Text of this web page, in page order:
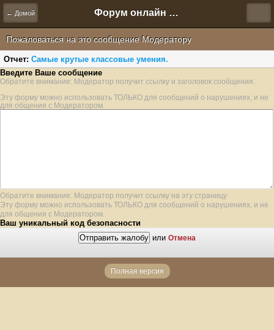
← Домой Форум онлайн игры "Новая Эра" (Нюра Биз)
Пожаловаться на это сообщение Модератору
Отчет: Самые крутые классовые умения.
Введите Ваше сообщение
Обратите внимание: Модератор получит ссылку и заголовок сообщения.
Эту форму можно использовать ТОЛЬКО для сообщений о нарушениях, и не
для общения с Модератором.
Обратите внимание: Модератор получит ссылку на эту страницу
Эту форму можно использовать ТОЛЬКО для сообщений о нарушениях, и не
для общения с Модератором.
Ваш уникальный код безопасности
или Отмена
Полная версия